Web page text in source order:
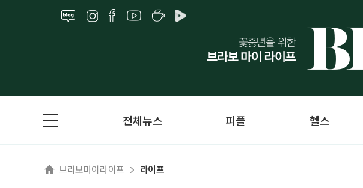
전체뉴스 피플 헬스
브라보마이라이프 라이프